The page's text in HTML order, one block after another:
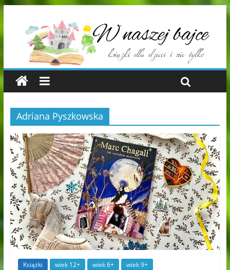
Adriana Pyszkowska
Książki wiek 12+ wiek 6+ wiek 9+